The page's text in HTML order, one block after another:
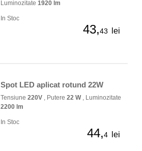
Luminozitate 1920 lm
In Stoc
43,43 lei
Spot LED aplicat rotund 22W
Tensiune 220V , Putere 22 W, Luminozitate
2200 lm
In Stoc
44,4 lei